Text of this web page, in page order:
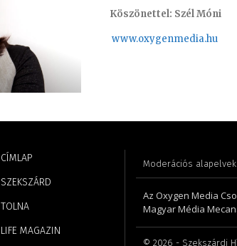
Köszönettel: Szél Móni
www.oxygenmedia.hu
CÍMLAP
SZEKSZÁRD
TOLNA
LIFE MAGAZIN
Moderációs alapelvek
Az Oxygen Media
Magyar Média
© 2026 - Szekszárdi